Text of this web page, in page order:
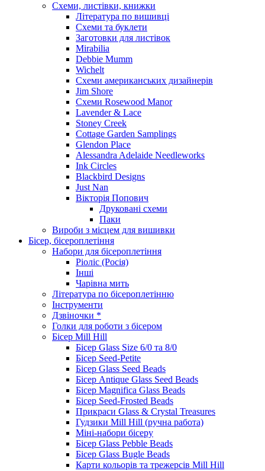
Схеми, листівки, книжки
Література по вишивці
Схеми та буклети
Заготовки для листівок
Mirabilia
Debbie Mumm
Wichelt
Схеми американських дизайнерів
Jim Shore
Cхеми Rosewood Manor
Lavender & Lace
Stoney Creek
Cottage Garden Samplings
Glendon Place
Alessandra Adelaide Needleworks
Ink Circles
Blackbird Designs
Just Nan
Вікторія Попович
Друковані схеми
Паки
Вироби з місцем для вишивки
Бісер, бісероплетіння
Набори для бісероплетіння
Ріоліс (Росія)
Інші
Чарівна мить
Література по бісероплетінню
Інструменти
Дзвіночки *
Голки для роботи з бісером
Бісер Mill Hill
Бісер Glass Size 6/0 та 8/0
Бісер Seed-Petite
Бісер Glass Seed Beads
Бісер Antique Glass Seed Beads
Бісер Magnifica Glass Beads
Бісер Seed-Frosted Beads
Прикраси Glass & Crystal Treasures
Гудзики Mill Hill (ручна работа)
Міні-набори бісеру
Бісер Glass Pebble Beads
Бісер Glass Bugle Beads
Карти кольорів та трежерсів Mill Hill